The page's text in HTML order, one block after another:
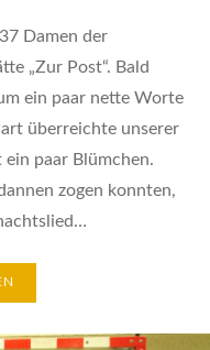
Damen der
„Zur Post“. Bald
ein paar nette Worte
überreichte unserer
paar Blümchen.
zogen konnten,